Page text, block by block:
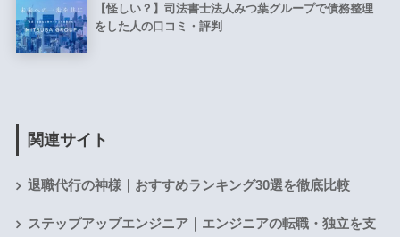
【怪しい？】司法書士法人みつ葉グループで債務整理
をした人の口コミ・評判
関連サイト
退職代行の神様｜おすすめランキング30選を徹底比較
ステップアップエンジニア｜エンジニアの転職・独立を支